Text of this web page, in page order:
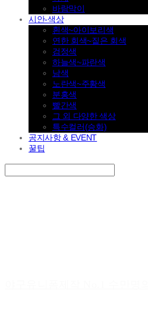
바람막이
시안-색상
흰색~아이보리색
연한 회색~짙은 회색
검정색
하늘색~파란색
남색
노란색~주황색
분홍색
빨간색
그 외 다양한 색상
특수컬러(승화)
공지사항 & EVENT
꿀팁